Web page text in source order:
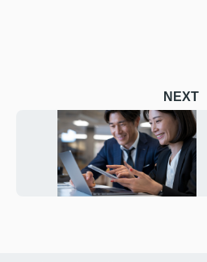
NEXT